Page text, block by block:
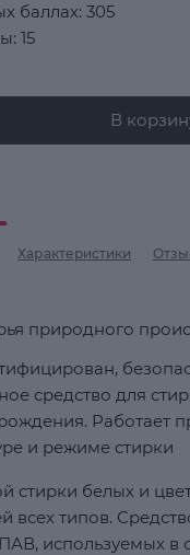
баллах: 305
15
В
Характеристики
природного
средство для
Работает
и режиме стирки
стирки белых и
всех типов.
используемых в